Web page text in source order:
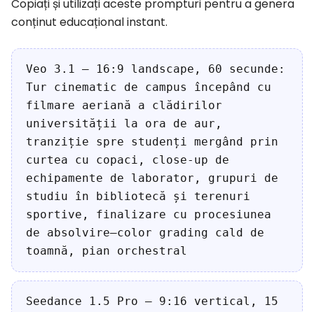
Copiați și utilizați aceste prompturi pentru a genera
conținut educațional instant.
Veo 3.1 — 16:9 landscape, 60 secunde:
Tur cinematic de campus începând cu
filmare aeriană a clădirilor
universității la ora de aur,
tranziție spre studenți mergând prin
curtea cu copaci, close-up de
echipamente de laborator, grupuri de
studiu în bibliotecă și terenuri
sportive, finalizare cu procesiunea
de absolvire—color grading cald de
toamnă, pian orchestral
Seedance 1.5 Pro — 9:16 vertical, 15